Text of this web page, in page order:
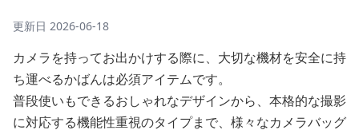
更新日 2026-06-18
カメラを持ってお出かけする際に、大切な機材を安全に持
ち運べるかばんは必須アイテムです。
普段使いもできるおしゃれなデザインから、本格的な撮影
に対応する機能性重視のタイプまで、様々なカメラバッグ